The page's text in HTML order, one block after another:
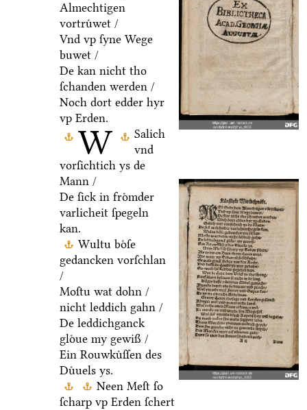
W
Almechtigen
vortruͤwet /
Vnd vp ſyne Wege
buwet /
De kan nicht tho
ſchanden werden /
Noch dort edder hyr
vp Erden.
Salich
vnd
vorſichtich ys de
Mann /
De ſick in froͤmder
varlicheit ſpegeln
kan.
Wultu boͤſe
gedancken vorſchlan
/
Moſtu wat dohn /
nicht leddich gahn /
De leddichganck
gloͤue my gewiß /
Ein Rouwkuͤſſen des
Duͤuels ys.
Neen Meſt ſo
ſcharp vp Erden ſchert